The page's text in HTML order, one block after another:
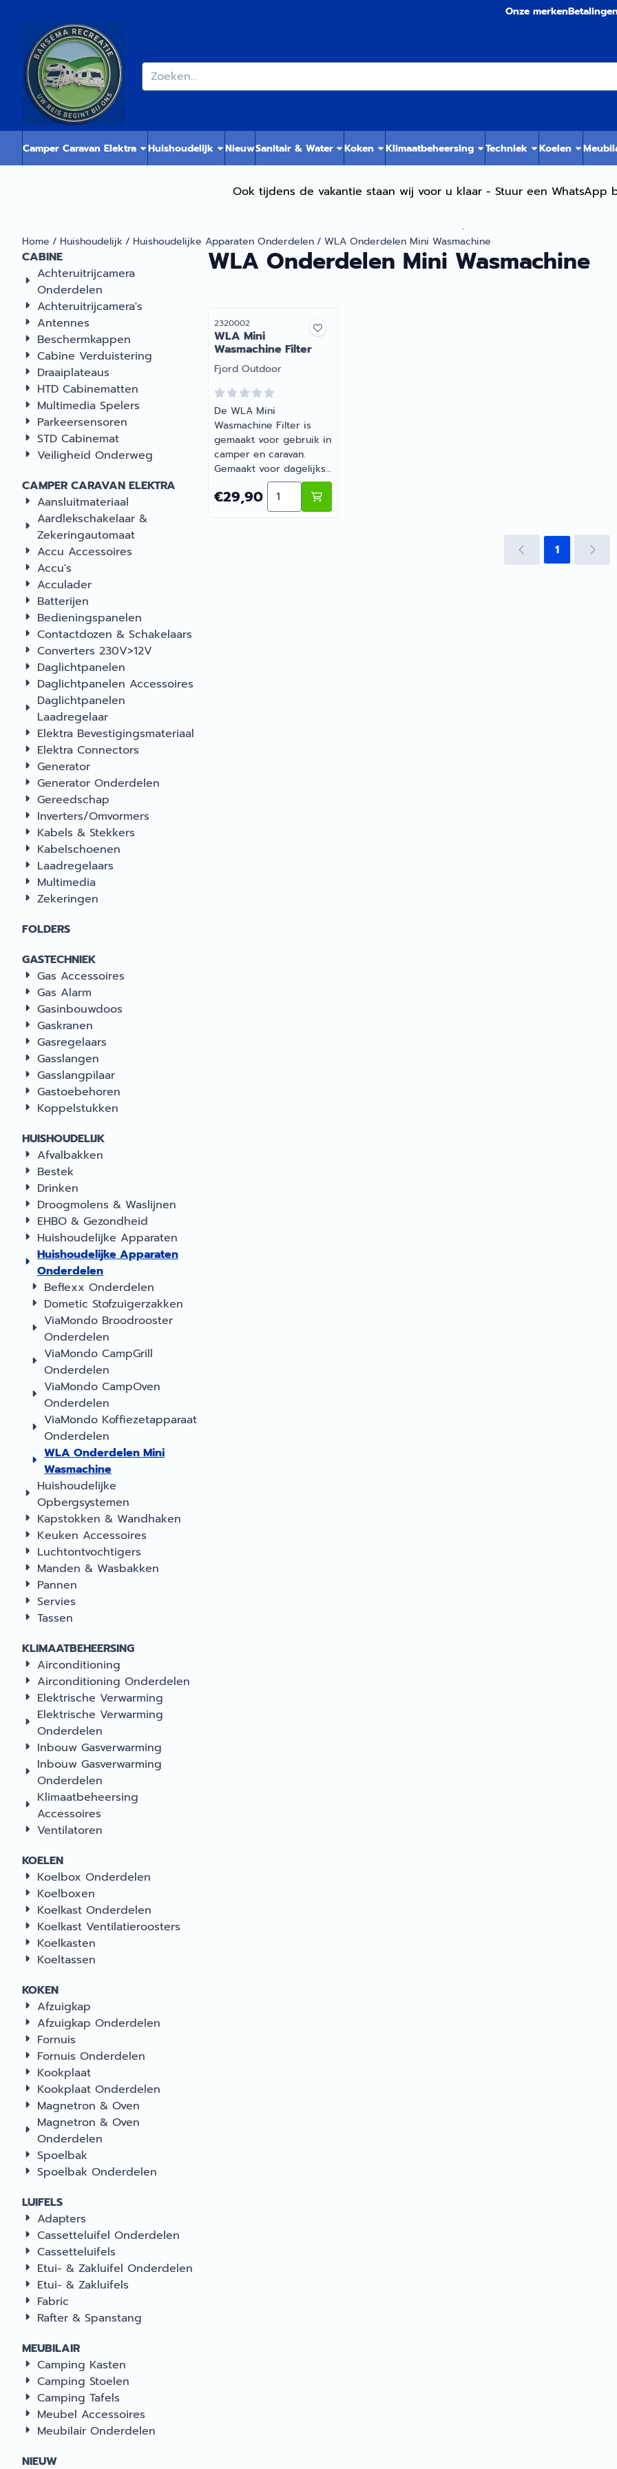
Onze merken
Zoeken
Camper Caravan Elektra Huishoudelijk NieuwSanitair & Water Koken Klimaatbeheersing Techniek Koelen
Ook tijdens de vakantie staan wij voor u klaar - Stuur een WhatsApp
.
Home / Huishoudelijk/ Huishoudelijke Apparaten Onderdelen/ WLA Onderdelen Mini Wasmachine
CABINE
Achteruitrijcamera
Onderdelen
Achteruitrijcamera's
Antennes
Beschermkappen
Cabine Verduistering
Draaiplateaus
HTD Cabinematten
Multimedia Spelers
Parkeersensoren
STD Cabinemat
Veiligheid Onderweg
CAMPER CARAVAN ELEKTRA
Aansluitmateriaal
Aardlekschakelaar &
Zekeringautomaat
Accu Accessoires
Accu's
Acculader
Batterijen
Bedieningspanelen
Contactdozen & Schakelaars
Converters 230V>12V
Daglichtpanelen
Daglichtpanelen Accessoires
Daglichtpanelen
Laadregelaar
Elektra Bevestigingsmateriaal
Elektra Connectors
Generator
Generator Onderdelen
Gereedschap
Inverters/Omvormers
Kabels & Stekkers
Kabelschoenen
Laadregelaars
Multimedia
Zekeringen
FOLDERS
GASTECHNIEK
Gas Accessoires
Gas Alarm
Gasinbouwdoos
Gaskranen
Gasregelaars
Gasslangen
Gasslangpilaar
Gastoebehoren
Koppelstukken
HUISHOUDELIJK
Afvalbakken
Bestek
Drinken
Droogmolens & Waslijnen
EHBO & Gezondheid
Huishoudelijke Apparaten
Huishoudelijke Apparaten
Onderdelen
Beflexx Onderdelen
Dometic Stofzuigerzakken
ViaMondo Broodrooster
Onderdelen
ViaMondo CampGrill
Onderdelen
ViaMondo CampOven
Onderdelen
ViaMondo Koffiezetapparaat
Onderdelen
WLA Onderdelen Mini
Wasmachine
Huishoudelijke
Opbergsystemen
Kapstokken & Wandhaken
Keuken Accessoires
Luchtontvochtigers
Manden & Wasbakken
Pannen
Servies
Tassen
KLIMAATBEHEERSING
Airconditioning
Airconditioning Onderdelen
Elektrische Verwarming
Elektrische Verwarming
Onderdelen
Inbouw Gasverwarming
Inbouw Gasverwarming
Onderdelen
Klimaatbeheersing
Accessoires
Ventilatoren
KOELEN
Koelbox Onderdelen
Koelboxen
Koelkast Onderdelen
Koelkast Ventilatieroosters
Koelkasten
Koeltassen
KOKEN
Afzuigkap
Afzuigkap Onderdelen
Fornuis
Fornuis Onderdelen
Kookplaat
Kookplaat Onderdelen
Magnetron & Oven
Magnetron & Oven
Onderdelen
Spoelbak
Spoelbak Onderdelen
LUIFELS
Adapters
Cassetteluifel Onderdelen
Cassetteluifels
Etui- & Zakluifel Onderdelen
Etui- & Zakluifels
Fabric
Rafter & Spanstang
MEUBILAIR
Camping Kasten
Camping Stoelen
Camping Tafels
Meubel Accessoires
Meubilair Onderdelen
NIEUW
WLA Onderdelen Mini Wasmachine
Artikelnummer
2320002
WLA Mini
Wasmachine Filter
Merk:
Fjord Outdoor
De WLA Mini
Wasmachine Filter is
gemaakt voor gebruik in
camper en caravan.
Gemaakt voor dagelijks
gebruik tijdens je
vakanties en
weekendtrips. Barsema
Prijs: 29,90
€29,90 Aantal kiezen voor WLA Mini Wasmachine Filter
1